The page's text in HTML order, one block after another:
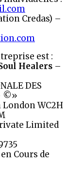
Credas) –
est :
Healers –
DES
©»
London WC2H
Limited
Cours de